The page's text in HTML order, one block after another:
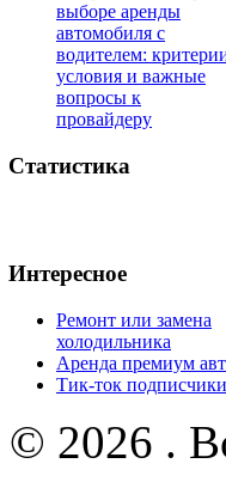
выборе аренды
автомобиля с
водителем:
условия и важные
вопросы к
провайдеру
Статистика
Интересное
Ремонт или замена
холодильника
Аренда премиум
Тик-ток подписчики
© 2026 .